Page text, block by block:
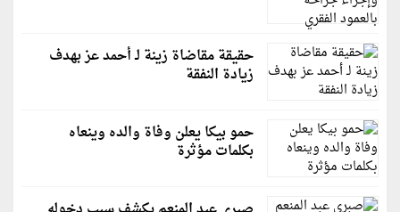
حقيقة مقاضاة زينة لـ أحمد عز بهدف
زيادة النفقة
حمو بيكا يعلن وفاة والده وينعاه
بكلمات مؤثرة